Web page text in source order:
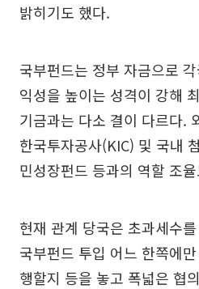
밝히기도 했다.
국부펀드는 정부 자금으로
익성을 높이는 성격이 강해
기금과는 다소 결이 다르다.
한국투자공사(KIC) 및 국내
민성장펀드 등과의 역할 조
현재 관계 당국은 초과세수
국부펀드 투입 어느 한쪽에
행할지 등을 놓고 폭넓은 협